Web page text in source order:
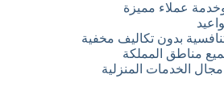
عملاء مميزة
بدون تكاليف مخفية
مناطق المملكة
الخدمات المنزلية